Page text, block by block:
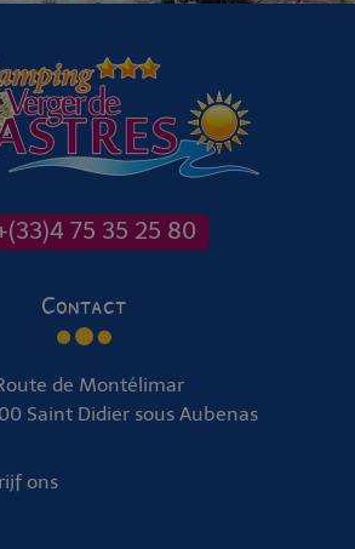
75 35 25 80
Contact
de Montélimar
Saint Didier sous Aubenas
ons